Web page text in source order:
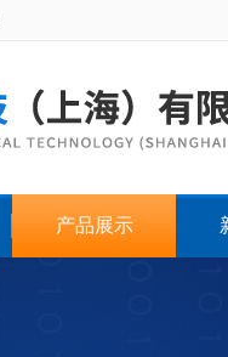
产品展示